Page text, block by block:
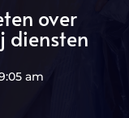
over
diensten
am